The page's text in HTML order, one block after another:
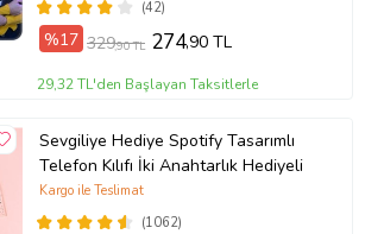
(42)
%17 329,90 TL 274,90 TL
29,32 TL'den Başlayan Taksitlerle
Sevgiliye Hediye Spotify Tasarımlı
Telefon Kılıfı İki Anahtarlık Hediyeli
(1062)
Kargo ile Teslimat